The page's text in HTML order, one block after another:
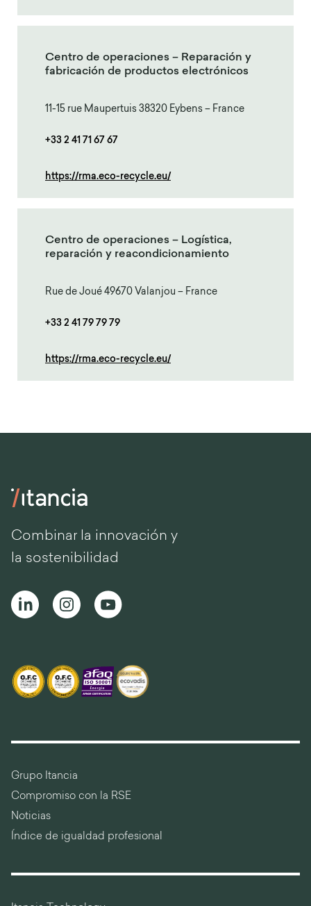
Centro de operaciones – Reparación y
fabricación de productos electrónicos
11-15 rue Maupertuis 38320 Eybens – France
+33 2 41 71 67 67
https://rma.eco-recycle.eu/
Centro de operaciones – Logística,
reparación y reacondicionamiento
Rue de Joué 49670 Valanjou – France
+33 2 41 79 79 79
https://rma.eco-recycle.eu/
Combinar la innovación y
la sostenibilidad
Grupo Itancia
Compromiso con la RSE
Noticias
Índice de igualdad profesional